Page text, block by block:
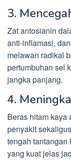
3.
Zat antosianin
anti-inflamasi,
melawan radikal
pertumbuhan sel
jangka panjang.
4.
Beras hitam kaya
penyakit
tengah tantangan
yang kuat jelas